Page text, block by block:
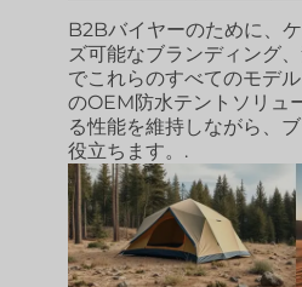
B2Bバイヤーのために、
ズ可能なブランディング
でこれらのすべてのモデ
のOEM防水テントソリュ
る性能を維持しながら、
役立ちます。.